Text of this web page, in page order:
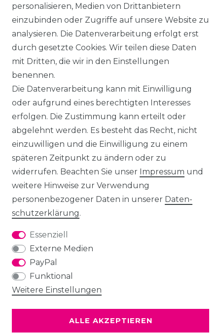
personalisieren, Medien von Drittanbietern
einzubinden oder Zugriffe auf unsere Website zu
analysieren. Die Datenverarbeitung erfolgt erst
durch gesetzte Cookies. Wir teilen diese Daten
mit Dritten, die wir in den Einstellungen
benennen.
Die Datenverarbeitung kann mit Einwilligung
oder aufgrund eines berechtigten Interesses
erfolgen. Die Zustimmung kann erteilt oder
abgelehnt werden. Es besteht das Recht, nicht
einzuwilligen und die Einwilligung zu einem
späteren Zeitpunkt zu ändern oder zu
widerrufen. Beachten Sie unser Impressum und
weitere Hinweise zur Verwendung
personenbezogener Daten in unserer Daten­
schutz­erklärung.
Essenziell
Externe Medien
PayPal
Funktional
Weitere Einstellungen
ALLE AKZEPTIEREN